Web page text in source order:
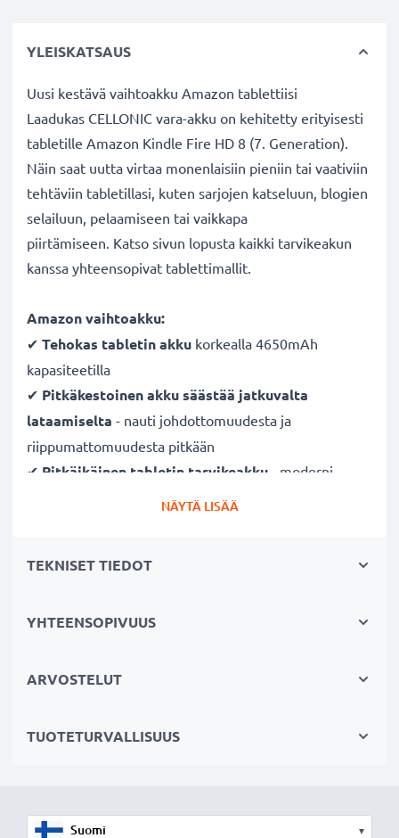
YLEISKATSAUS
Uusi kestävä vaihtoakku Amazon tablettiisi
Laadukas CELLONIC vara-akku on kehitetty erityisesti
tabletille Amazon Kindle Fire HD 8 (7. Generation).
Näin saat uutta virtaa monenlaisiin pieniin tai vaativiin
tehtäviin tabletillasi, kuten sarjojen katseluun, blogien
selailuun, pelaamiseen tai vaikkapa
piirtämiseen. Katso sivun lopusta kaikki tarvikeakun
kanssa yhteensopivat tablettimallit.
Amazon vaihtoakku:
✔ Tehokas tabletin akku korkealla 4650mAh
kapasiteetilla
✔ Pitkäkestoinen akku säästää jatkuvalta
lataamiselta - nauti johdottomuudesta ja
riippumattomuudesta pitkään
✔ Pitkäikäinen tabletin tarvikeakku - moderni
Litium-tekniikka ilman vaikutusta muistiin
✔Säännöllinen ja kattava testaus
- jokainen kenno
✔100% yhteensopiva
- korvaa alkuperäisen tabletin
tarvikeakun korvaamat alkuperäiset akkumallit)
Teknologia: Litiumpolymeeri
NÄYTÄ LISÄÄ
TEKNISET TIEDOT
YHTEENSOPIVUUS
ARVOSTELUT
TUOTETURVALLISUUS
▾